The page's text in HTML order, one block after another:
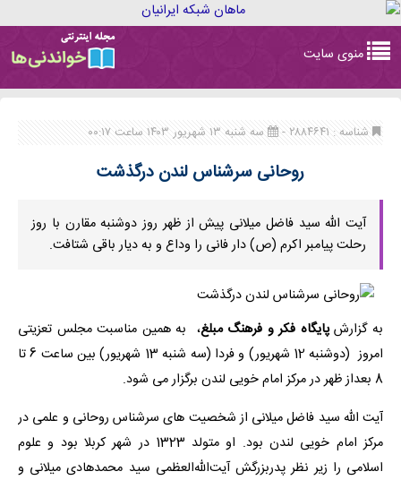
navigation
منوی سایت
شناسه : ۲۸۸۴۶۴۱ - سه شنبه ۱۳ شهریور ۱۴۰۳ ساعت ۰۰:۱۷
روحانی سرشناس لندن درگذشت
آیت الله سید فاضل میلانی پیش از ظهر روز دوشنبه مقارن با روز
رحلت پیامبر اکرم (ص) دار فانی را وداع و به دیار باقی شتافت.
به گزارشپایگاه فکر و فرهنگ مبلغ، به همین مناسبت مجلس تعزیتی
امروز (دوشنبه 12 شهریور) و فردا (سه شنبه 13 شهریور) بین ساعت 6 تا
8 بعداز ظهر در مرکز امام خویی لندن برگزار می شود.
آیت الله سید فاضل میلانی از شخصیت های سرشناس روحانی و علمی در
مرکز امام خویی لندن بود. او متولد 1323 در شهر کربلا بود و علوم
اسلامی را زیر نظر پدربزرگش آیت‌الله‌العظمی سید محمدهادی میلانی و